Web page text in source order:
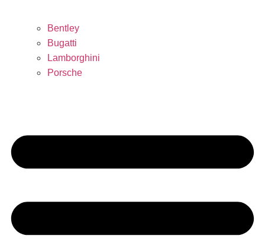
Bentley
Bugatti
Lamborghini
Porsche